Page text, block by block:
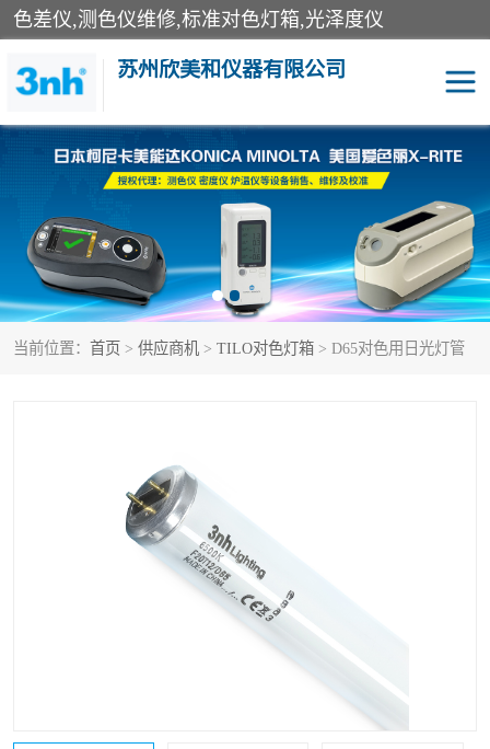
色差仪,测色仪维修,标准对色灯箱,光泽度仪
苏州欣美和仪器有限公司
当前位置： 首页 > 供应商机 > TILO对色灯箱 > D65对色用日光灯管
3nh色差仪 色差宝
分光色差仪 DOHO色差仪
美能达色差计 爱色丽测色仪
3nh分光测色仪 非接触式在线测色仪
校色仪维修
区域测色仪